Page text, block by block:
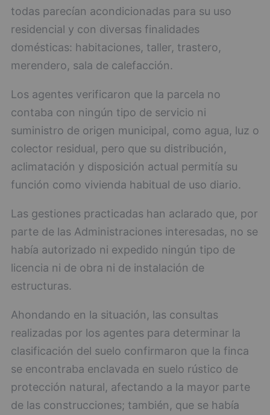
todas parecían acondicionadas para su uso
residencial y con diversas finalidades
domésticas: habitaciones, taller, trastero,
merendero, sala de calefacción.
Los agentes verificaron que la parcela no
contaba con ningún tipo de servicio ni
suministro de origen municipal, como agua, luz o
colector residual, pero que su distribución,
aclimatación y disposición actual permitía su
función como vivienda habitual de uso diario.
Las gestiones practicadas han aclarado que, por
parte de las Administraciones interesadas, no se
había autorizado ni expedido ningún tipo de
licencia ni de obra ni de instalación de
estructuras.
Ahondando en la situación, las consultas
realizadas por los agentes para determinar la
clasificación del suelo confirmaron que la finca
se encontraba enclavada en suelo rústico de
protección natural, afectando a la mayor parte
de las construcciones; también, que se había